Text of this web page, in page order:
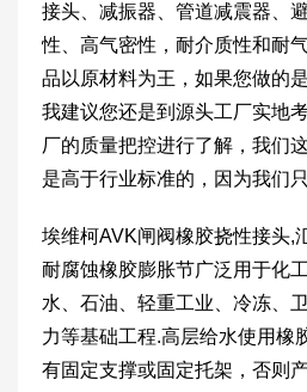
接头、减振器、管道减震器、
性、高气密性，耐介质性和耐
品以原材料为王，如果您做的
我建议您还是到源头工厂实地
厂的质量把控进行了解，我们
是高于行业标准的，因为我们
埃维柯AVK闸阀橡胶挠性接头,
耐腐蚀橡胶膨胀节广泛用于化
水、石油、轻重工业、冷冻、
力等基础工程.高层给水使用橡
有固定支撑或固定托架，否则